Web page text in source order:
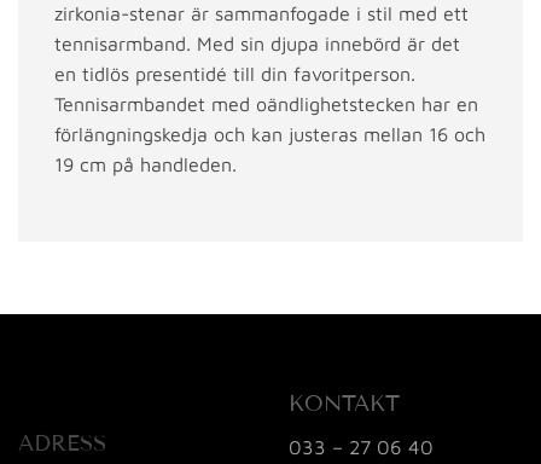
zirkonia-stenar är sammanfogade i stil med ett
tennisarmband. Med sin djupa innebörd är det
en tidlös presentidé till din favoritperson.
Tennisarmbandet med oändlighetstecken har en
förlängningskedja och kan justeras mellan 16 och
19 cm på handleden.
ADRESS
KONTAKT
033 – 27 06 40